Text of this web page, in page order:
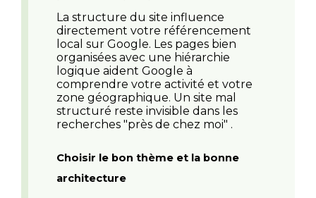
La structure du site influence
directement votre référencement
local sur Google. Les pages bien
organisées avec une hiérarchie
logique aident Google à
comprendre votre activité et votre
zone géographique. Un site mal
structuré reste invisible dans les
recherches "près de chez moi" .
Choisir le bon thème et la bonne
architecture